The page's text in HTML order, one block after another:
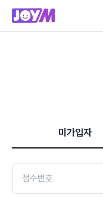
미가입자